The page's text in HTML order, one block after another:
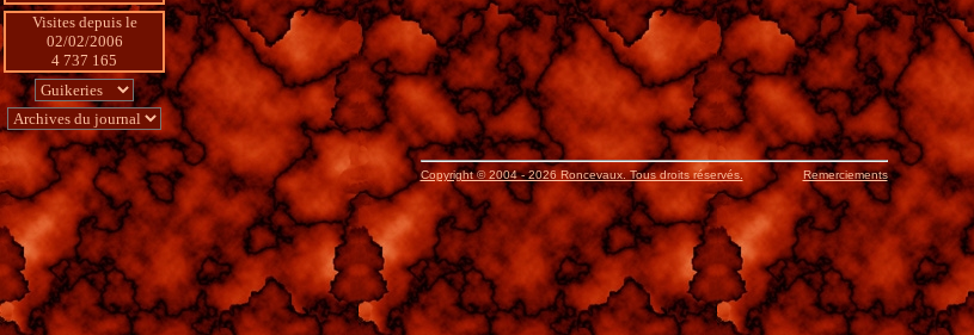
Visites depuis le
02/02/2006
4 737 165
Copyright © 2004 - 2026 Roncevaux. Tous droits réservés. Remerciements